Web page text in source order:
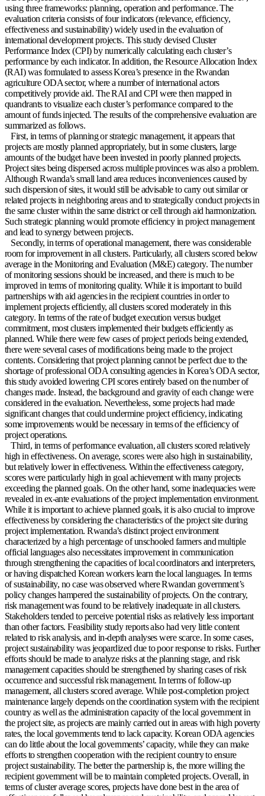
using three frameworks: planning, operation and performance. The
evaluation criteria consists of four indicators (relevance, efficiency,
effectiveness and sustainability) widely used in the evaluation of
international development projects. This study devised Cluster
Performance Index (CPI) by numerically calculating each cluster’s
performance by each indicator. In addition, the Resource Allocation Index
(RAI) was formulated to assess Korea’s presence in the Rwandan
agriculture ODA sector, where a number of international actors
competitively provide aid. The RAI and CPI were then mapped in
quandrants to visualize each cluster’s performance compared to the
amount of funds injected. The results of the comprehensive evaluation are
summarized as follows.
First, in terms of planning or strategic management, it appears that
projects are mostly planned appropriately, but in some clusters, large
amounts of the budget have been invested in poorly planned projects.
Project sites being dispersed across multiple provinces was also a problem.
Although Rwanda’s small land area reduces inconveniences caused by
such dispersion of sites, it would still be advisable to carry out similar or
related projects in neighboring areas and to strategically conduct projects in
the same cluster within the same district or cell through aid harmonization.
Such strategic planning would promote efficiency in project management
and lead to synergy between projects.
Secondly, in terms of operational management, there was considerable
room for improvement in all clusters. Particularly, all clusters scored below
average in the Monitoring and Evaluation (M&E) category. The number
of monitoring sessions should be increased, and there is much to be
improved in terms of monitoring quality. While it is important to build
partnerships with aid agencies in the recipient countries in order to
implement projects efficiently, all clusters scored moderately in this
category. In terms of the rate of budget execution versus budget
commitment, most clusters implemented their budgets efficiently as
planned. While there were few cases of project periods being extended,
there were several cases of modifications being made to the project
contents. Considering that project planning cannot be perfect due to the
shortage of professional ODA consulting agencies in Korea’s ODA sector,
this study avoided lowering CPI scores entirely based on the number of
changes made. Instead, the background and gravity of each change were
considered in the evaluation. Nevertheless, some projects had made
significant changes that could undermine project efficiency, indicating
some improvements would be necessary in terms of the efficiency of
project operations.
Third, in terms of performance evaluation, all clusters scored relatively
high in effectiveness. On average, scores were also high in sustainability,
but relatively lower in effectiveness. Within the effectiveness category,
scores were particularly high in goal achievement with many projects
exceeding the planned goals. On the other hand, some inadequacies were
revealed in ex-ante evaluations of the project implementation environment.
While it is important to achieve planned goals, it is also crucial to improve
effectiveness by considering the characteristics of the project site during
project implementation. Rwanda’s distinct project environment
characterized by a high percentage of unschooled farmers and multiple
official languages also necessitates improvement in communication
through strengthening the capacities of local coordinators and interpreters,
or having dispatched Korean workers learn the local languages. In terms
of sustainability, no case was observed where Rwandan government’s
policy changes hampered the sustainability of projects. On the contrary,
risk management was found to be relatively inadequate in all clusters.
Stakeholders tended to perceive potential risks as relatively less important
than other factors. Feasibility study reports also had very little content
related to risk analysis, and in-depth analyses were scarce. In some cases,
project sustainability was jeopardized due to poor response to risks. Further
efforts should be made to analyze risks at the planning stage, and risk
management capacities should be strengthened by sharing cases of risk
occurrence and successful risk management. In terms of follow-up
management, all clusters scored average. While post-completion project
maintenance largely depends on the coordination system with the recipient
country as well as the administration capacity of the local government in
the project site, as projects are mainly carried out in areas with high poverty
rates, the local governments tend to lack capacity. Korean ODA agencies
can do little about the local governments’ capacity, while they can make
efforts to strengthen cooperation with the recipient country to ensure
project sustainability. The better the partnership is, the more willing the
recipient government will be to maintain completed projects. Overall, in
terms of cluster average scores, projects have done best in the area of